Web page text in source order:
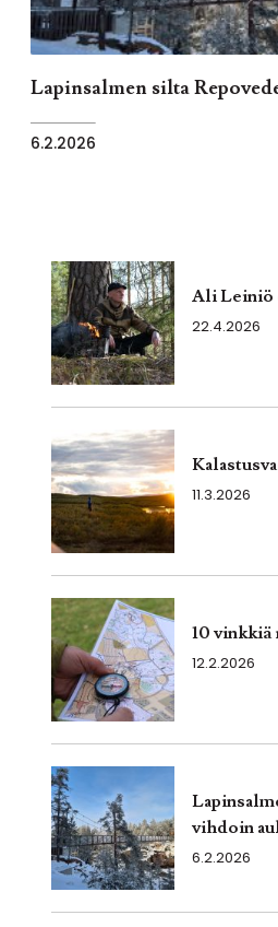
Lapinsalmen silta
6.2.2026
Ali Leiniö
22.4.2026
11.3.2026
10
12.2.2026
vihdoin
6.2.2026